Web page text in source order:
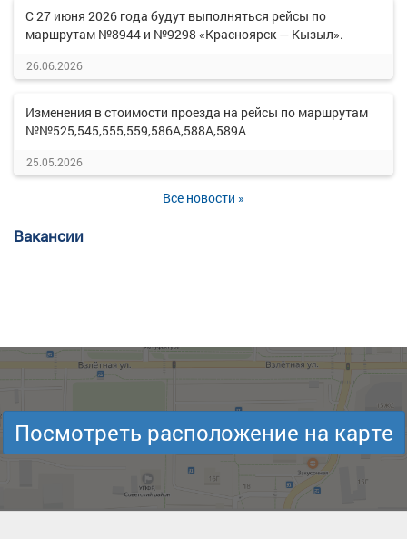
С 27 июня 2026 года будут выполняться рейсы по
маршрутам №8944 и №9298 «Красноярск — Кызыл».
26.06.2026
Изменения в стоимости проезда на рейсы по маршрутам
№№525,545,555,559,586А,588А,589А
25.05.2026
Все новости »
Вакансии
Посмотреть расположение на карте